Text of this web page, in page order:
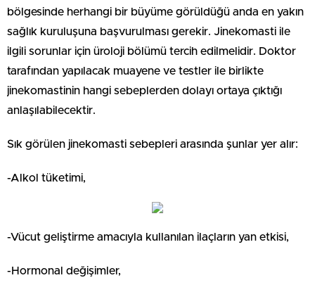
bölgesinde herhangi bir büyüme görüldüğü anda en yakın
sağlık kuruluşuna başvurulması gerekir. Jinekomasti ile
ilgili sorunlar için üroloji bölümü tercih edilmelidir. Doktor
tarafından yapılacak muayene ve testler ile birlikte
jinekomastinin hangi sebeplerden dolayı ortaya çıktığı
anlaşılabilecektir.
Sık görülen jinekomasti sebepleri arasında şunlar yer alır:
-Alkol tüketimi,
-Vücut geliştirme amacıyla kullanılan ilaçların yan etkisi,
-Hormonal değişimler,